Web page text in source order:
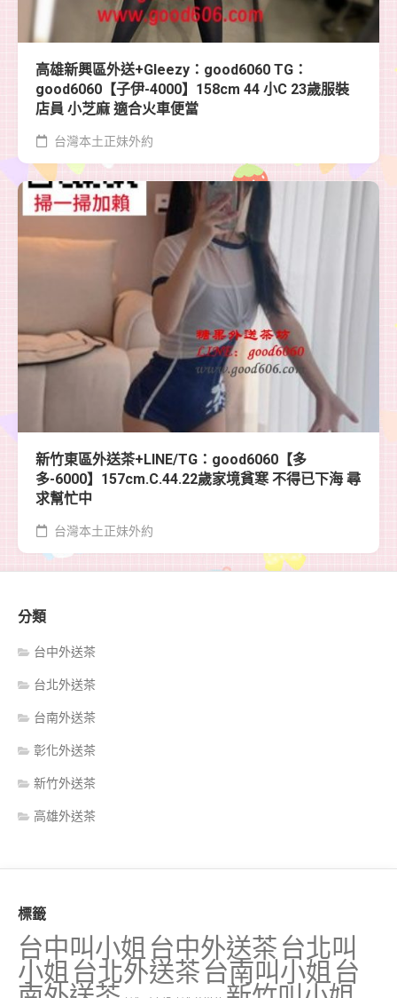
高雄新興區外送+Gleezy：good6060 TG：
good6060【子伊-4000】158cm 44 小C 23歲服裝
店員 小芝麻 適合火車便當
台灣本土正妹外約
新竹東區外送茶+LINE/TG：good6060【多
多-6000】157cm.C.44.22歲家境貧寒 不得已下海 尋
求幫忙中
台灣本土正妹外約
分類
台中外送茶
台北外送茶
台南外送茶
彰化外送茶
新竹外送茶
高雄外送茶
標籤
台中叫小姐 台中外送茶 台北叫
小姐 台北外送茶 台南叫小姐 台